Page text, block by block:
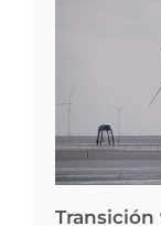
Transición